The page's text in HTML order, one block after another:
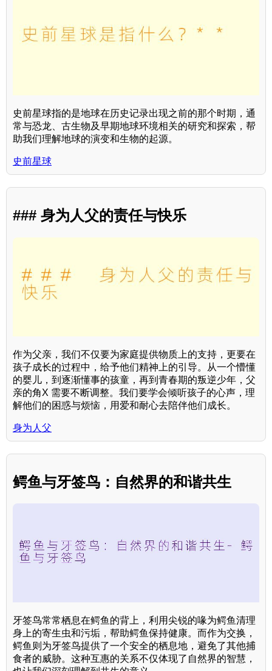
史前星球指的是地球在历史记录出现之前的那个时期，通
常与恐龙、古生物及早期地球环境相关的研究和探索，帮
助我们理解地球的演变和生物的起源。
史前星球
### 身为人父的责任与快乐
作为父亲，我们不仅要为家庭提供物质上的支持，更要在
孩子成长的过程中，给予他们精神上的引导。从一个懵懂
的婴儿，到逐渐懂事的孩童，再到青春期的叛逆少年，父
亲的角X 需要不断调整。我们要学会倾听孩子的心声，理
解他们的困惑与烦恼，用爱和耐心去陪伴他们成长。
身为人父
鳄鱼与牙签鸟：自然界的和谐共生
牙签鸟常常栖息在鳄鱼的背上，利用尖锐的喙为鳄鱼清理
身上的寄生虫和污垢，帮助鳄鱼保持健康。而作为交换，
鳄鱼则为牙签鸟提供了一个安全的栖息地，避免了其他捕
食者的威胁。这种互惠的关系不仅体现了自然界的智慧，